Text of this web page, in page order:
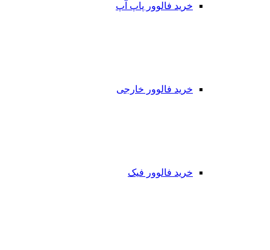
خرید فالوور پاپ آپ
خرید فالوور خارجی
خرید فالوور فیک